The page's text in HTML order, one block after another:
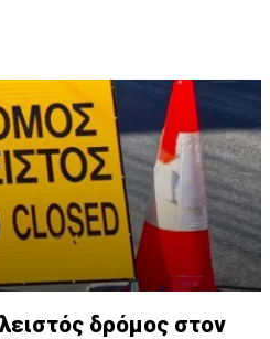
δρόμος στον